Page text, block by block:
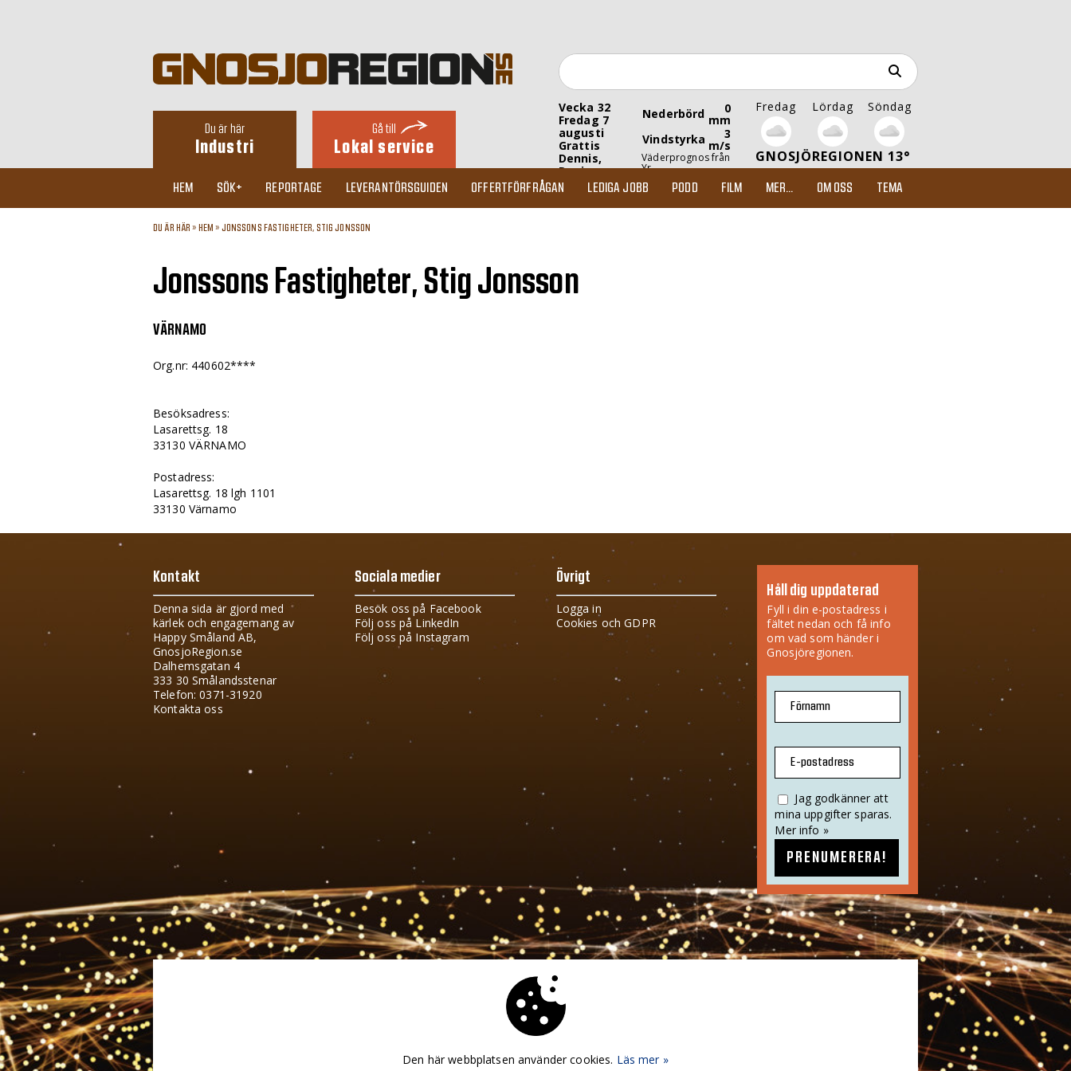
Du är här
Industri
Gå till
Lokal service
Vecka 32
Fredag 7
augusti
Grattis
Dennis,
Denise
Nederbörd 0
mm
Vindstyrka
3
m/s
Väderprognos från
Yr
Fredag Lördag Söndag
GNOSJÖREGIONEN 13°
HEM SÖK+ REPORTAGE LEVERANTÖRSGUIDEN OFFERTFÖRFRÅGAN LEDIGA JOBB PODD FILM MER... OM OSS TEMA
DU ÄR HÄR » HEM » JONSSONS FASTIGHETER, STIG JONSSON
Jonssons Fastigheter, Stig Jonsson
VÄRNAMO
Org.nr: 440602****
Besöksadress:
Lasarettsg. 18
33130 VÄRNAMO
Postadress:
Lasarettsg. 18 lgh 1101
33130 Värnamo
Kontakt
Denna sida är gjord med
kärlek och engagemang av
Happy Småland AB,
GnosjoRegion.se
Dalhemsgatan 4
333 30 Smålandsstenar
Telefon: 0371-31920
Kontakta oss
Sociala medier
Besök oss på Facebook
Följ oss på LinkedIn
Följ oss på Instagram
Övrigt
Logga in
Cookies och GDPR
Håll dig uppdaterad
Fyll i din e-postadress i
fältet nedan och få info
om vad som händer i
Gnosjöregionen.
Förnamn
E-postadress
Jag godkänner att
mina uppgifter sparas.
Mer info »
PRENUMERERA!
Den här webbplatsen använder cookies. Läs mer »